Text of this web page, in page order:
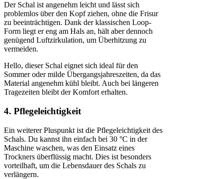
Der Schal ist angenehm leicht und lässt sich
problemlos über den Kopf ziehen, ohne die Frisur
zu beeinträchtigen. Dank der klassischen Loop-
Form liegt er eng am Hals an, hält aber dennoch
genügend Luftzirkulation, um Überhitzung zu
vermeiden.
Hello, dieser Schal eignet sich ideal für den
Sommer oder milde Übergangsjahreszeiten, da das
Material angenehm kühl bleibt. Auch bei längeren
Tragezeiten bleibt der Komfort erhalten.
4. Pflegeleichtigkeit
Ein weiterer Pluspunkt ist die Pflegeleichtigkeit des
Schals. Du kannst ihn einfach bei 30 °C in der
Maschine waschen, was den Einsatz eines
Trockners überflüssig macht. Dies ist besonders
vorteilhaft, um die Lebensdauer des Schals zu
verlängern.